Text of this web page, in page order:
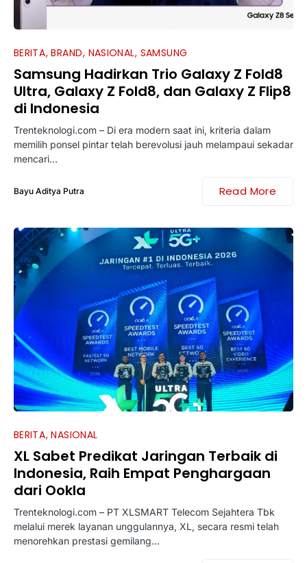
BERITA BRAND NASIONAL SAMSUNG
Samsung Hadirkan Trio Galaxy Z Fold8
Ultra, Galaxy Z Fold8, dan Galaxy Z Flip8
di Indonesia
Trenteknologi.com – Di era modern saat ini, kriteria dalam
memilih ponsel pintar telah berevolusi jauh melampaui sekadar
mencari…
Bayu Aditya Putra Read More
BERITA NASIONAL
XL Sabet Predikat Jaringan Terbaik di
Indonesia, Raih Empat Penghargaan
dari Ookla
Trenteknologi.com – PT XLSMART Telecom Sejahtera Tbk
melalui merek layanan unggulannya, XL, secara resmi telah
menorehkan prestasi gemilang…